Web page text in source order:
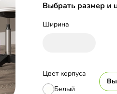
Выбрать размер и
Ширина
Цвет корпуса
Белый